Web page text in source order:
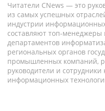
Читатели CNews — это
из самых успешных
индустрии
составляют топ-менеджеры
департаментов
региональных органов
промышленных компаний,
руководители и
информационных